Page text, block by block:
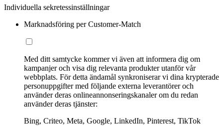
Individuella sekretessinställningar
Marknadsföring per Customer-Match
Med ditt samtycke kommer vi även att informera dig om
kampanjer och visa dig relevanta produkter utanför vår
webbplats. För detta ändamål synkroniserar vi dina krypterade
personuppgifter med följande externa leverantörer och
använder deras onlineannonseringskanaler om du redan
använder deras tjänster:
Bing, Criteo, Meta, Google, LinkedIn, Pinterest, TikTok